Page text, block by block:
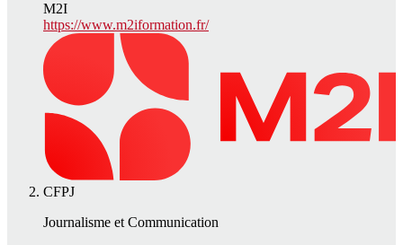
M2I
https://www.m2iformation.fr/
CFPJ
Journalisme et Communication